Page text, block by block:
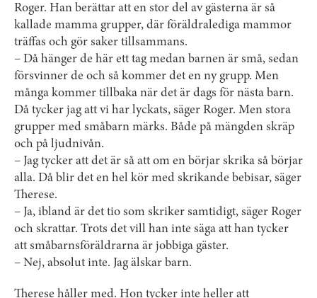
Roger. Han berättar att en stor del av gästerna är så
kallade mamma grupper, där föräldralediga mammor
träffas och gör saker tillsammans.
– Då hänger de här ett tag medan barnen är små, sedan
försvinner de och så kommer det en ny grupp. Men
många kommer tillbaka när det är dags för nästa barn.
Då tycker jag att vi har lyckats, säger Roger. Men stora
grupper med småbarn märks. Både på mängden skräp
och på ljudnivån.
– Jag tycker att det är så att om en börjar skrika så börjar
alla. Då blir det en hel kör med skrikande bebisar, säger
Therese.
– Ja, ibland är det tio som skriker samtidigt, säger Roger
och skrattar. Trots det vill han inte säga att han tycker
att småbarnsföräldrarna är jobbiga gäster.
– Nej, absolut inte. Jag älskar barn.
Therese håller med. Hon tycker inte heller att